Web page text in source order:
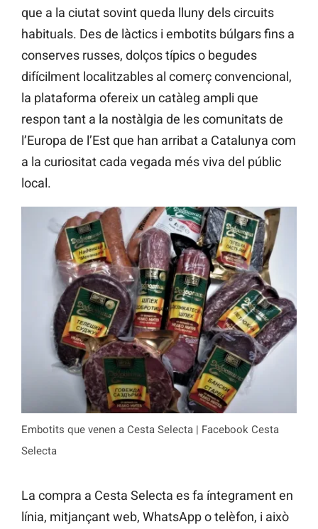
que a la ciutat sovint queda lluny dels circuits
habituals. Des de làctics i embotits búlgars fins a
conserves russes, dolços típics o begudes
difícilment localitzables al comerç convencional,
la plataforma ofereix un catàleg ampli que
respon tant a la nostàlgia de les comunitats de
l’Europa de l’Est que han arribat a Catalunya com
a la curiositat cada vegada més viva del públic
local.
Embotits que venen a Cesta Selecta | Facebook Cesta
Selecta
La compra a Cesta Selecta es fa íntegrament en
línia, mitjançant web, WhatsApp o telèfon, i això